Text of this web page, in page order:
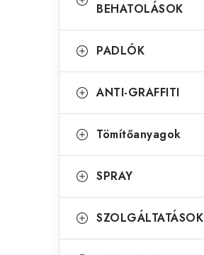
a
l
k
BEHATOLÁSOK
PADLÓK
ANTI-GRAFFITI
Tömítőanyagok
SPRAY
SZOLGÁLTATÁSOK